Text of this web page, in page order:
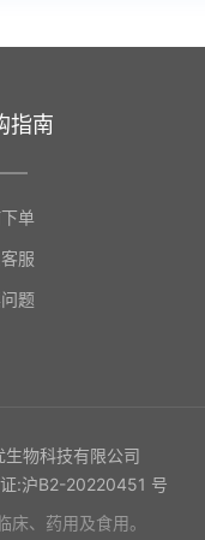
指南
单
服
题
物科技有限公司
:沪B2-20220451 号
、药用及食用。